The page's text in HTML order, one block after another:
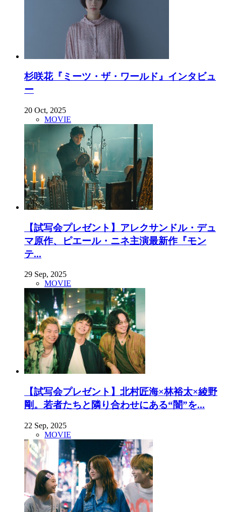
杉咲花『ミーツ・ザ・ワールド』インタビュ
ー
20 Oct, 2025
MOVIE
【試写会プレゼント】アレクサンドル・デュ
マ原作、ピエール・ニネ主演最新作『モン
テ...
29 Sep, 2025
MOVIE
【試写会プレゼント】北村匠海×林裕太×綾野
剛。若者たちと隣り合わせにある“闇”を...
22 Sep, 2025
MOVIE